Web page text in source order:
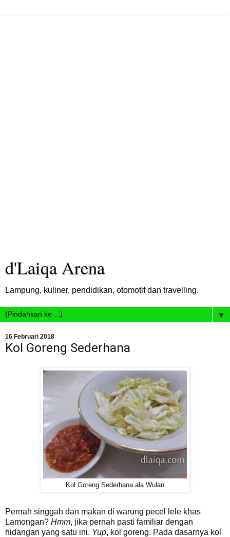
d'Laiqa Arena
Lampung, kuliner, pendidikan, otomotif dan travelling.
▼
16 Februari 2018
Kol Goreng Sederhana
Kol Goreng Sederhana ala Wulan
Pernah singgah dan makan di warung pecel lele khas
Lamongan? Hmm, jika pernah pasti familiar dengan
hidangan yang satu ini. Yup, kol goreng. Pada dasarnya kol